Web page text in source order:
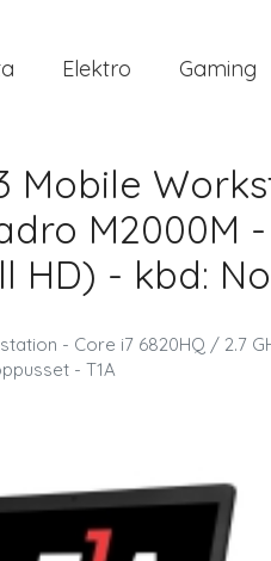
Elektro Gaming
Mobile
M2000M -
HD) - kbd:
- Core i7 6820HQ / 2.7
- T1A